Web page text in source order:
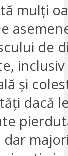
mulți
de
și
dacă
dar